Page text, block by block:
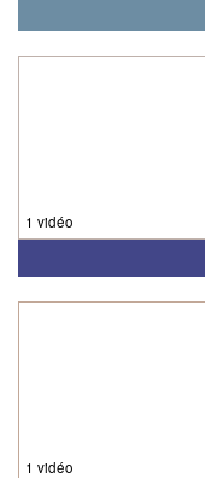
1 vidéo
1 vidéo